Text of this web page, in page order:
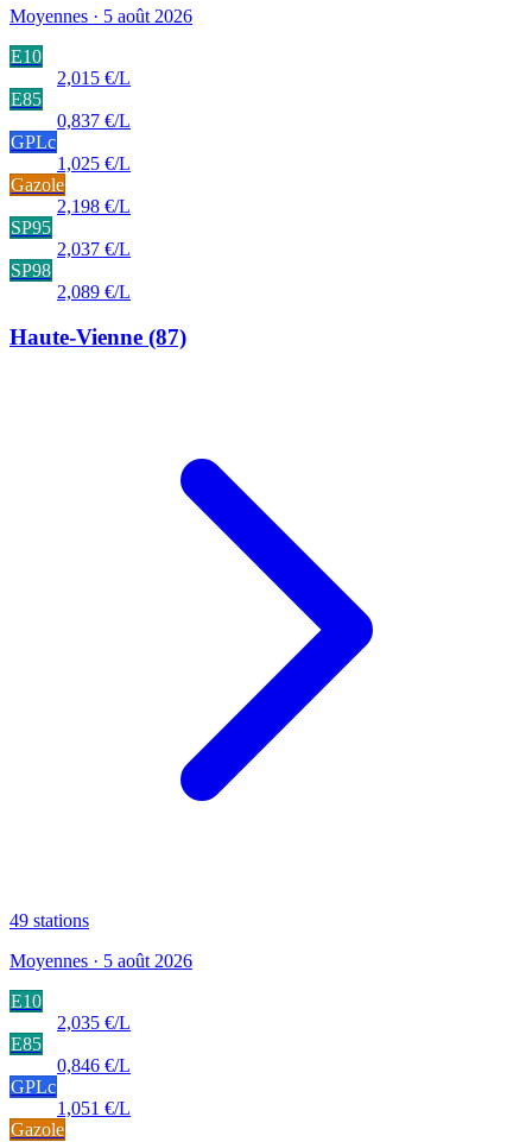
Moyennes · 5 août 2026
E10
2,015 €/L
E85
0,837 €/L
GPLc
1,025 €/L
Gazole
2,198 €/L
SP95
2,037 €/L
SP98
2,089 €/L
Haute-Vienne (87)
49 stations
Moyennes · 5 août 2026
E10
2,035 €/L
E85
0,846 €/L
GPLc
1,051 €/L
Gazole